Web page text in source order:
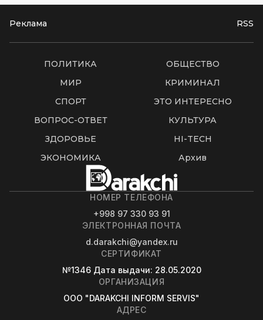
Реклама RSS
ПОЛИТИКА
ОБЩЕСТВО
МИР
КРИМИНАЛ
СПОРТ
ЭТО ИНТЕРЕСНО
ВОПРОС-ОТВЕТ
КУЛЬТУРА
ЗДОРОВЬЕ
HI-TECH
ЭКОНОМИКА
Архив
НОМЕР ТЕЛЕФОНА
+998 97 330 93 91
ЭЛЕКТРОННАЯ ПОЧТА
d.darakchi@yandex.ru
СЕРТИФИКАТ
№1346 Дата выдачи: 28.05.2020
ОРГАНИЗАЦИЯ
OOO "DARAKCHI INFORM SERVIS"
АДРЕС